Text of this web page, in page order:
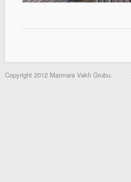
Copyright 2012 Marmara Vakfı Grubu.